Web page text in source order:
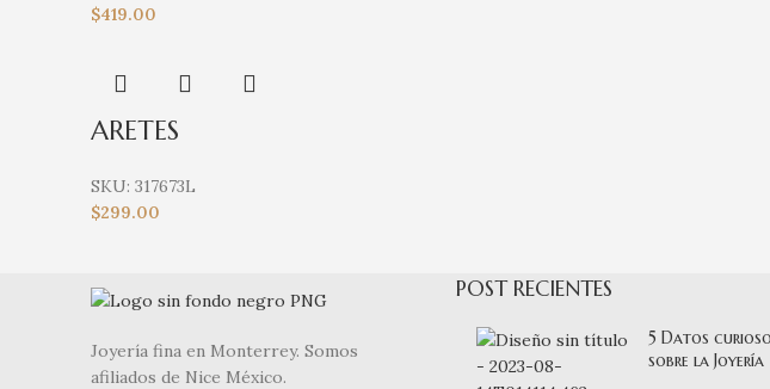
$419.00
ARETES
SKU: 317673L
$299.00
Joyería fina en Monterrey. Somos
afiliados de Nice México.
POST RECIENTES
5 Datos
sobre la Joyería